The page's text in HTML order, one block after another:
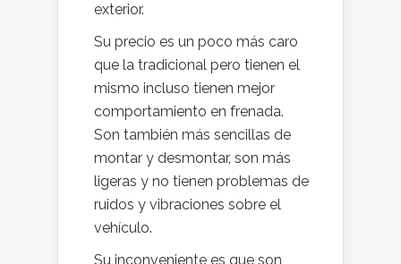
exterior.
Su precio es un poco más caro
que la tradicional pero tienen el
mismo incluso tienen mejor
comportamiento en frenada.
Son también más sencillas de
montar y desmontar, son más
ligeras y no tienen problemas de
ruidos y vibraciones sobre el
vehículo.
Su inconveniente es que son